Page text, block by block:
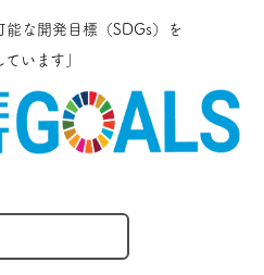
能な開発目標（SDGs）を
ています」